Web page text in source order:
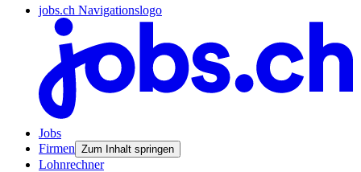
jobs.ch Navigationslogo
Jobs
Firmen Zum Inhalt springen
Lohnrechner